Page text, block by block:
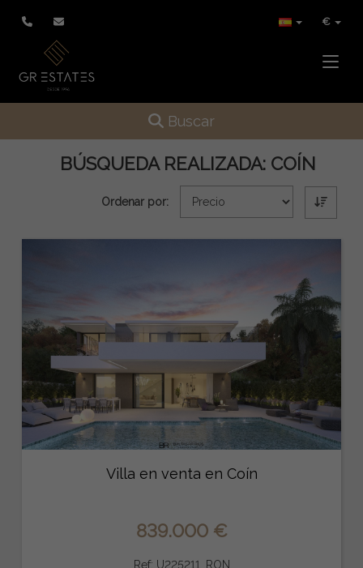
€
Toggle navigation
Buscar
BÚSQUEDA REALIZADA:COÍN
Ordenar por:
Villa en venta en Coín
839.000 €
Ref: U225211_RON